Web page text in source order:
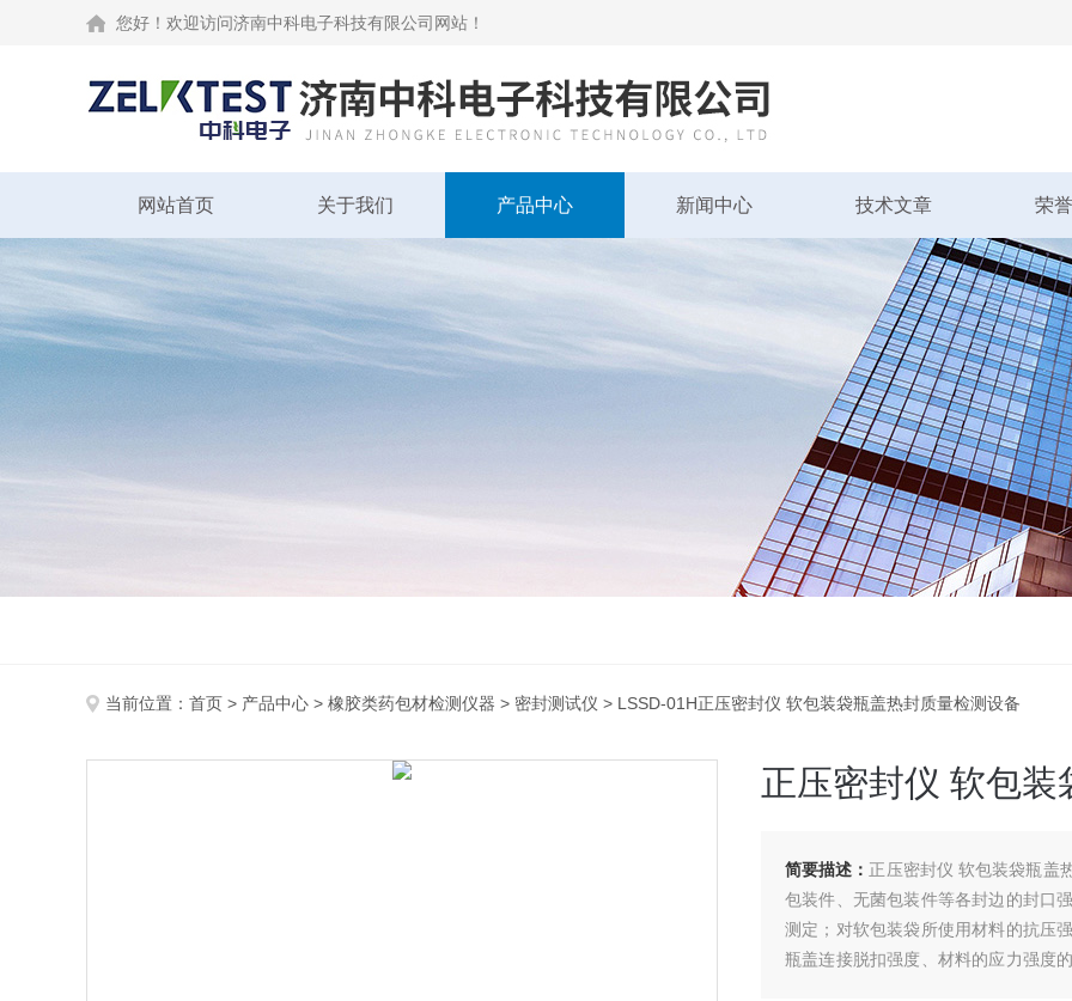
您好！欢迎访问济南中科电子科技有限公司网站！
网站首页 关于我们 产品中心 新闻中心 技术文章 荣
当前位置： 首页 > 产品中心 > 橡胶类药包材检测仪器 > 密封测试仪 > LSSD-01H正压密封仪 软包装袋瓶盖热封质量检测设备
正压密封仪 软包
简要描述： 正压密封仪 软包装袋瓶盖
包装件、无菌包装件等各封边的封口
测定；对软包装袋所使用材料的抗压
瓶盖连接脱扣强度、材料的应力强度